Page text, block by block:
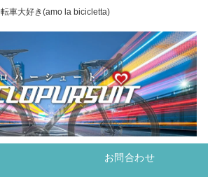
車大好き(amo la bicicletta)
お問合わせ